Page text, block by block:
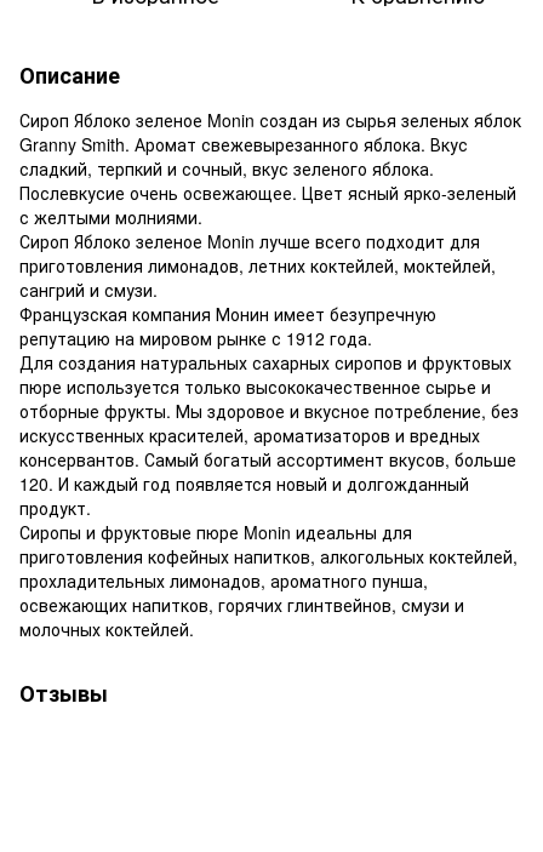
Описание
Сироп Яблоко зеленое Monin создан из сырья зеленых яблок
Granny Smith. Аромат свежевырезанного яблока. Вкус
сладкий, терпкий и сочный, вкус зеленого яблока.
Послевкусие очень освежающее. Цвет ясный ярко-зеленый
с желтыми молниями.
Сироп Яблоко зеленое Monin лучше всего подходит для
приготовления лимонадов, летних коктейлей, моктейлей,
сангрий и смузи.
Французская компания Монин имеет безупречную
репутацию на мировом рынке с 1912 года.
Для создания натуральных сахарных сиропов и фруктовых
пюре используется только высококачественное сырье и
отборные фрукты. Мы здоровое и вкусное потребление, без
искусственных красителей, ароматизаторов и вредных
консервантов. Самый богатый ассортимент вкусов, больше
120. И каждый год появляется новый и долгожданный
продукт.
Сиропы и фруктовые пюре Monin идеальны для
приготовления кофейных напитков, алкогольных коктейлей,
прохладительных лимонадов, ароматного пунша,
освежающих напитков, горячих глинтвейнов, смузи и
молочных коктейлей.
Отзывы